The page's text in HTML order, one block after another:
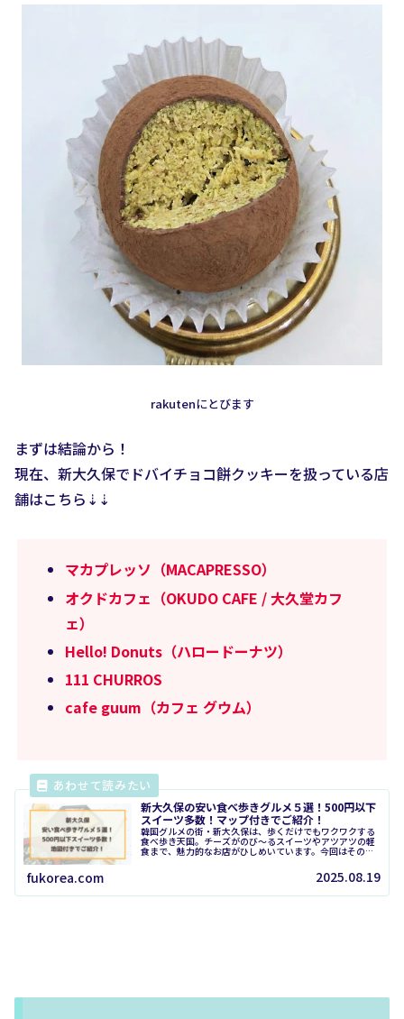
rakutenにとびます
まずは結論から！
現在、新大久保でドバイチョコ餅クッキーを扱っている店
舗はこちら⇣⇣
マカプレッソ（MACAPRESSO）
オクドカフェ（OKUDO CAFE / 大久堂カフ
ェ）
Hello! Donuts（ハロードーナツ）
111 CHURROS
cafe guum（カフェ グウム）
新大久保の安い食べ歩きグルメ５選！500円以下
スイーツ多数！マップ付きでご紹介！
韓国グルメの街・新大久保は、歩くだけでもワクワクする
食べ歩き天国。チーズがのび〜るスイーツやアツアツの軽
食まで、魅力的なお店がひしめいています。今回はその中
fukorea.com 2025.08.19